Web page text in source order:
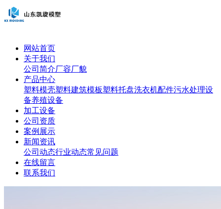
网站首页
关于我们
公司简介厂容厂貌
产品中心
塑料模壳塑料建筑模板塑料托盘洗衣机配件污水处理设
备养殖设备
加工设备
公司资质
案例展示
新闻资讯
公司动态行业动态常见问题
在线留言
联系我们